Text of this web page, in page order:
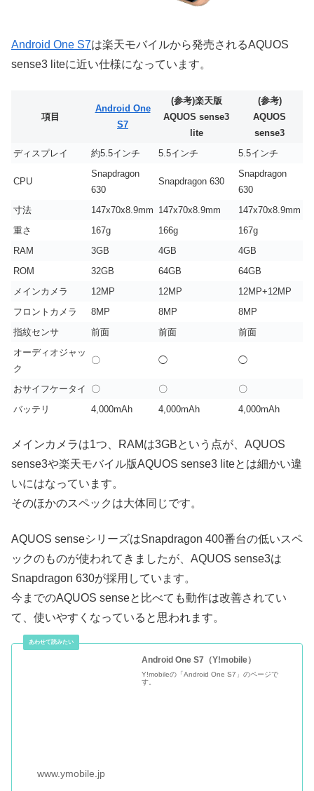
Android One S7は楽天モバイルから発売されるAQUOS
sense3 liteに近い仕様になっています。
項目
Android One
S7
(参考)楽天版
AQUOS sense3
lite
(参考)
AQUOS
sense3
ディスプレイ
約5.5インチ 5.5インチ 5.5インチ
CPU
Snapdragon
630
Snapdragon 630
Snapdragon
630
寸法
147x70x8.9mm 147x70x8.9mm
147x70x8.9mm
重さ
167g 166g
167g
RAM
3GB 4GB
4GB
ROM
32GB 64GB
64GB
メインカメラ
12MP 12MP
12MP+12MP
フロントカメラ
8MP 8MP
8MP
指紋センサ
前面 前面
前面
オーディオジャッ
ク
〇 ◯ ◯
おサイフケータイ 〇 〇
〇
バッテリ
4,000mAh 4,000mAh 4,000mAh
メインカメラは1つ、RAMは3GBという点が、AQUOS
sense3や楽天モバイル版AQUOS sense3 liteとは細かい違
いにはなっています。
そのほかのスペックは大体同じです。
AQUOS senseシリーズはSnapdragon 400番台の低いスペ
ックのものが使われてきましたが、AQUOS sense3は
Snapdragon 630が採用しています。
今までのAQUOS senseと比べても動作は改善されてい
て、使いやすくなっていると思われます。
Android One S7（Y!mobile）
Y!mobileの「Android One S7」のページで
す。
www.ymobile.jp